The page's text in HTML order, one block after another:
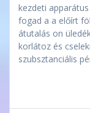
kezdeti
fogad a a előírt
átutalás on
korlátoz és
szubsztanciális